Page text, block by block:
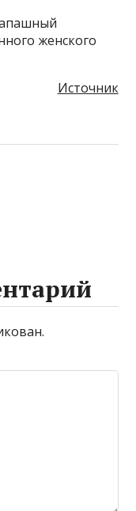
женского
Источник